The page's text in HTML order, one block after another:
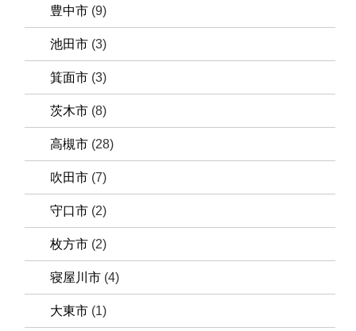
豊中市 (9)
池田市 (3)
箕面市 (3)
茨木市 (8)
高槻市 (28)
吹田市 (7)
守口市 (2)
枚方市 (2)
寝屋川市 (4)
大東市 (1)